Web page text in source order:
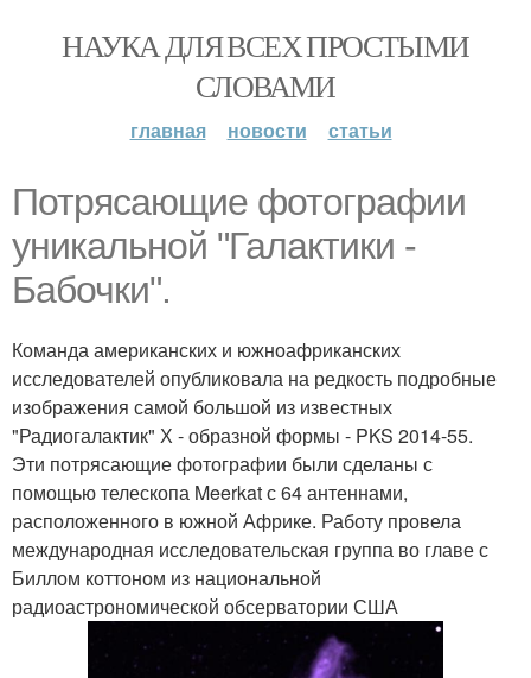
НАУКА ДЛЯ ВСЕХ ПРОСТЫМИ
СЛОВАМИ
главная новости статьи
Потрясающие фотографии
уникальной "Галактики -
Бабочки".
Команда американских и южноафриканских
исследователей опубликовала на редкость подробные
изображения самой большой из известных
"Радиогалактик" Х - образной формы - PKS 2014-55.
Эти потрясающие фотографии были сделаны с
помощью телескопа Meerkat с 64 антеннами,
расположенного в южной Африке. Работу провела
международная исследовательская группа во главе с
Биллом коттоном из национальной
радиоастрономической обсерватории США